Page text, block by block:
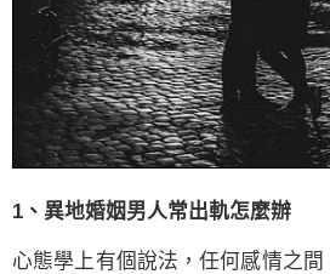
1、異地婚姻男人常出軌怎麼辦
心態學上有個說法，任何感情之